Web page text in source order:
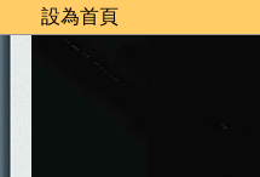
設為首頁